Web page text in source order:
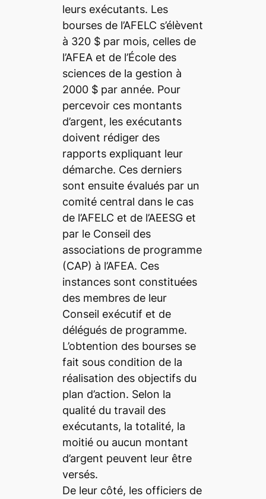
leurs exécutants. Les
bourses de l’AFELC s’élèvent
à 320 $ par mois, celles de
l’AFEA et de l’École des
sciences de la gestion à
2000 $ par année. Pour
percevoir ces montants
d’argent, les exécutants
doivent rédiger des
rapports expliquant leur
démarche. Ces derniers
sont ensuite évalués par un
comité central dans le cas
de l’AFELC et de l’AEESG et
par le Conseil des
associations de programme
(CAP) à l’AFEA. Ces
instances sont constituées
des membres de leur
Conseil exécutif et de
délégués de programme.
L’obtention des bourses se
fait sous condition de la
réalisation des objectifs du
plan d’action. Selon la
qualité du travail des
exécutants, la totalité, la
moitié ou aucun montant
d’argent peuvent leur être
versés.
De leur côté, les officiers de